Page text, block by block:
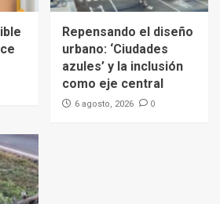
Repensando el diseño
urbano: ‘Ciudades
azules’ y la inclusión
como eje central
6 agosto, 2026 0